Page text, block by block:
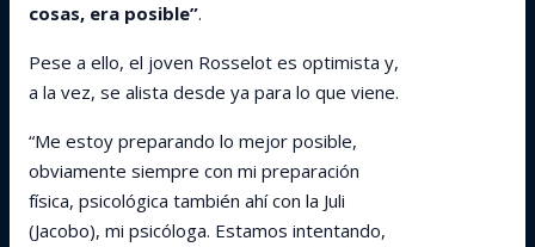
cosas, era posible”.
Pese a ello, el joven Rosselot es optimista y,
a la vez, se alista desde ya para lo que viene.
“Me estoy preparando lo mejor posible,
obviamente siempre con mi preparación
física, psicológica también ahí con la Juli
(Jacobo), mi psicóloga. Estamos intentando,